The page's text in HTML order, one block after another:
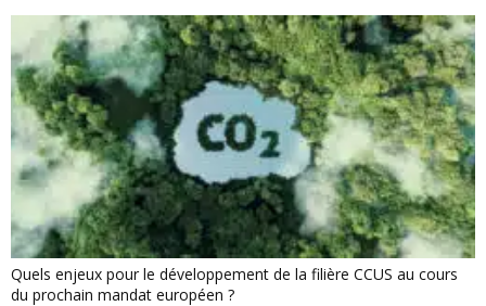
Quels enjeux pour le développement de la filière CCUS au cours
du prochain mandat européen ?